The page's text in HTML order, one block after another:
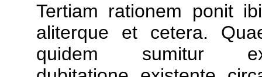
Tertiam rationem ponit
aliterque et cetera.
quidem sumitur